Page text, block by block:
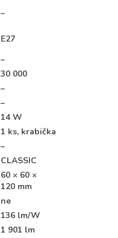
–
E27
–
30 000
–
–
14 W
1 ks, krabička
–
CLASSIC
60 × 60 ×
120 mm
ne
136 lm/W
1 901 lm